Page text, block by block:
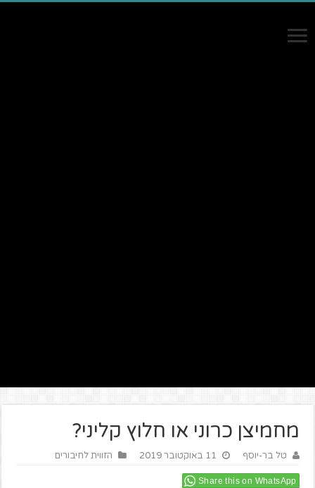
מחמיצן כרוני או חלוץ קליני?
טל בר-יוסף 11 באוקטובר 2019 הזווית לחיבורים
Share this on WhatsApp